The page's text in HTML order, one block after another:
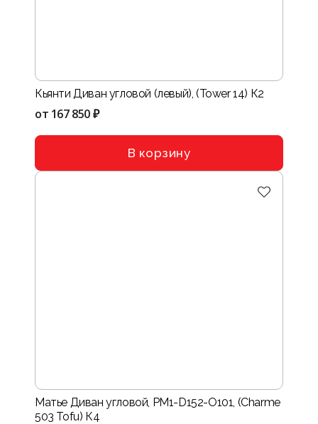
Кьянти Диван угловой (левый), (Tower 14) К2
от 167 850 ₽
В корзину
Матье Диван угловой, PM1-D152-O101, (Charme
503 Tofu) К4